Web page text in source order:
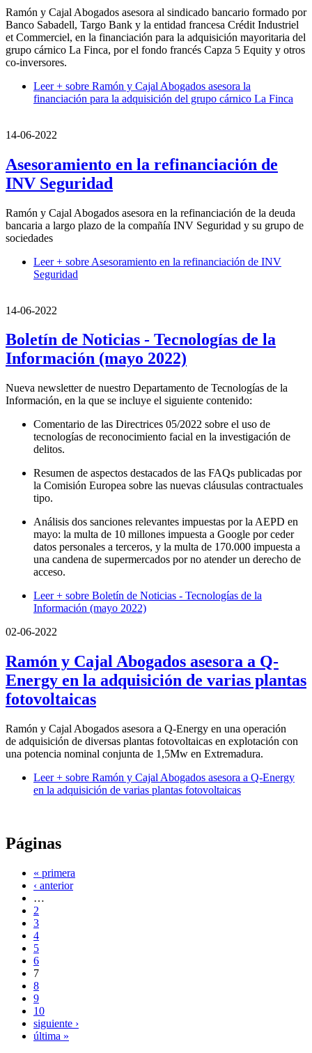
Ramón y Cajal Abogados asesora al sindicado bancario formado por
Banco Sabadell, Targo Bank y la entidad francesa Crédit Industriel
et Commerciel, en la financiación para la adquisición mayoritaria del
grupo cárnico La Finca, por el fondo francés Capza 5 Equity y otros
co-inversores.
Leer + sobre Ramón y Cajal Abogados asesora la
financiación para la adquisición del grupo cárnico La Finca
14-06-2022
Asesoramiento en la refinanciación de
INV Seguridad
Ramón y Cajal Abogados asesora en la refinanciación de la deuda
bancaria a largo plazo de la compañía INV Seguridad y su grupo de
sociedades
Leer + sobre Asesoramiento en la refinanciación de INV
Seguridad
14-06-2022
Boletín de Noticias - Tecnologías de la
Información (mayo 2022)
Nueva newsletter de nuestro Departamento de Tecnologías de la
Información, en la que se incluye el siguiente contenido:
Comentario de las Directrices 05/2022 sobre el uso de
tecnologías de reconocimiento facial en la investigación de
delitos.
Resumen de aspectos destacados de las FAQs publicadas por
la Comisión Europea sobre las nuevas cláusulas contractuales
tipo.
Análisis dos sanciones relevantes impuestas por la AEPD en
mayo: la multa de 10 millones impuesta a Google por ceder
datos personales a terceros, y la multa de 170.000 impuesta a
una candena de supermercados por no atender un derecho de
acceso.
Leer + sobre Boletín de Noticias - Tecnologías de la
Información (mayo 2022)
02-06-2022
Ramón y Cajal Abogados asesora a Q-
Energy en la adquisición de varias plantas
fotovoltaicas
Ramón y Cajal Abogados asesora a Q-Energy en una operación
de adquisición de diversas plantas fotovoltaicas en explotación con
una potencia nominal conjunta de 1,5Mw en Extremadura.
Leer + sobre Ramón y Cajal Abogados asesora a Q-Energy
en la adquisición de varias plantas fotovoltaicas
Páginas
« primera
‹ anterior
…
2
3
4
5
6
7
8
9
10
siguiente ›
última »